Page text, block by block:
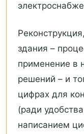
здания –
применение в
решений – и
цифрах для
(ради
написанием